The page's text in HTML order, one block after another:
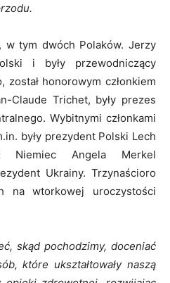
w tym dwóch Polaków. Jerzy
i były przewodniczący
został honorowym członkiem
Claude Trichet, były prezes
Wybitnymi członkami
były prezydent Polski Lech
Niemiec Angela Merkel
Ukrainy. Trzynaścioro
na wtorkowej uroczystości
skąd pochodzimy, doceniać
które ukształtowały naszą